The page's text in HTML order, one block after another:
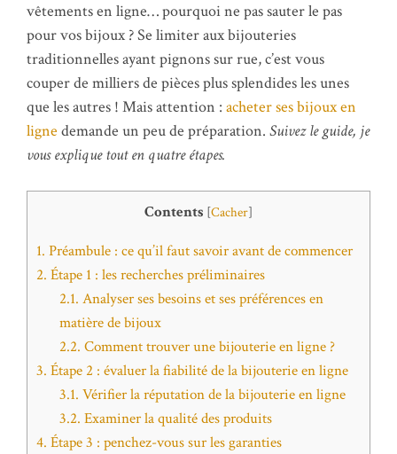
vêtements en ligne… pourquoi ne pas sauter le pas
pour vos bijoux ? Se limiter aux bijouteries
traditionnelles ayant pignons sur rue, c’est vous
couper de milliers de pièces plus splendides les unes
que les autres ! Mais attention : acheter ses bijoux en
ligne demande un peu de préparation. Suivez le guide, je
vous explique tout en quatre étapes.
Contents [Cacher]
1. Préambule : ce qu’il faut savoir avant de commencer
2. Étape 1 : les recherches préliminaires
2.1. Analyser ses besoins et ses préférences en
matière de bijoux
2.2. Comment trouver une bijouterie en ligne ?
3. Étape 2 : évaluer la fiabilité de la bijouterie en ligne
3.1. Vérifier la réputation de la bijouterie en ligne
3.2. Examiner la qualité des produits
4. Étape 3 : penchez-vous sur les garanties